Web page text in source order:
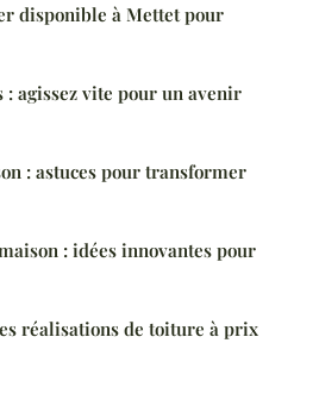
disponible à Mettet pour
agissez vite pour un avenir
: astuces pour transformer
: idées innovantes pour
réalisations de toiture à prix